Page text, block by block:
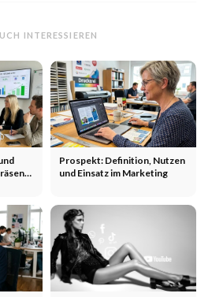
INTERESSIEREN
Prospekt: Definition, Nutzen
und Einsatz im Marketing